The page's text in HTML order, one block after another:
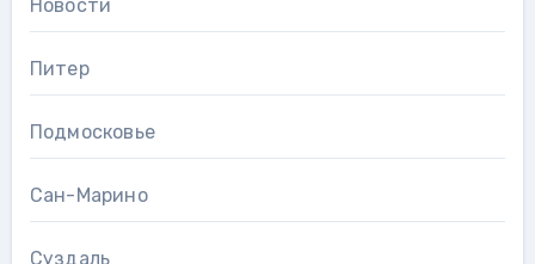
Новости
Питер
Подмосковье
Сан-Марино
Суздаль